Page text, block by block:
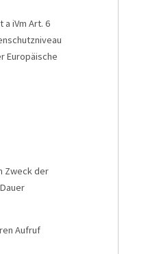
iVm Art. 6
Europäische
Zweck der
Aufruf